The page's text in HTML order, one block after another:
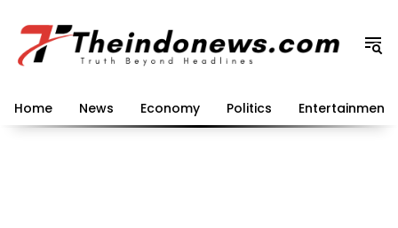
konten
Home News Economy Politics Entertainment